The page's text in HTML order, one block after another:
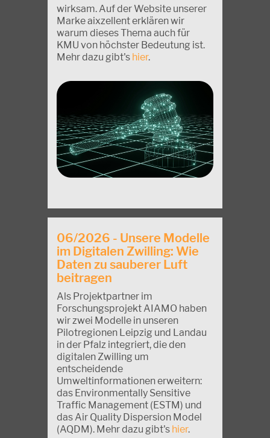
wirksam. Auf der Website unserer
Marke aixzellent erklären wir
warum dieses Thema auch für
KMU von höchster Bedeutung ist.
Mehr dazu gibt's hier.
06/2026 - Unsere Modelle
im Digitalen Zwilling: Wie
Daten zu sauberer Luft
beitragen
Als Projektpartner im
Forschungsprojekt AIAMO haben
wir zwei Modelle in unseren
Pilotregionen Leipzig und Landau
in der Pfalz integriert, die den
digitalen Zwilling um
entscheidende
Umweltinformationen erweitern:
das Environmentally Sensitive
Traffic Management (ESTM) und
das Air Quality Dispersion Model
(AQDM). Mehr dazu gibt's hier.